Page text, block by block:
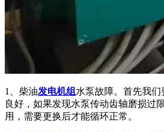
1、柴油发电机组 水泵故障。首先我
良好，如果发现水泵传动齿轴磨损过
用，需要更换后才能循环正常。